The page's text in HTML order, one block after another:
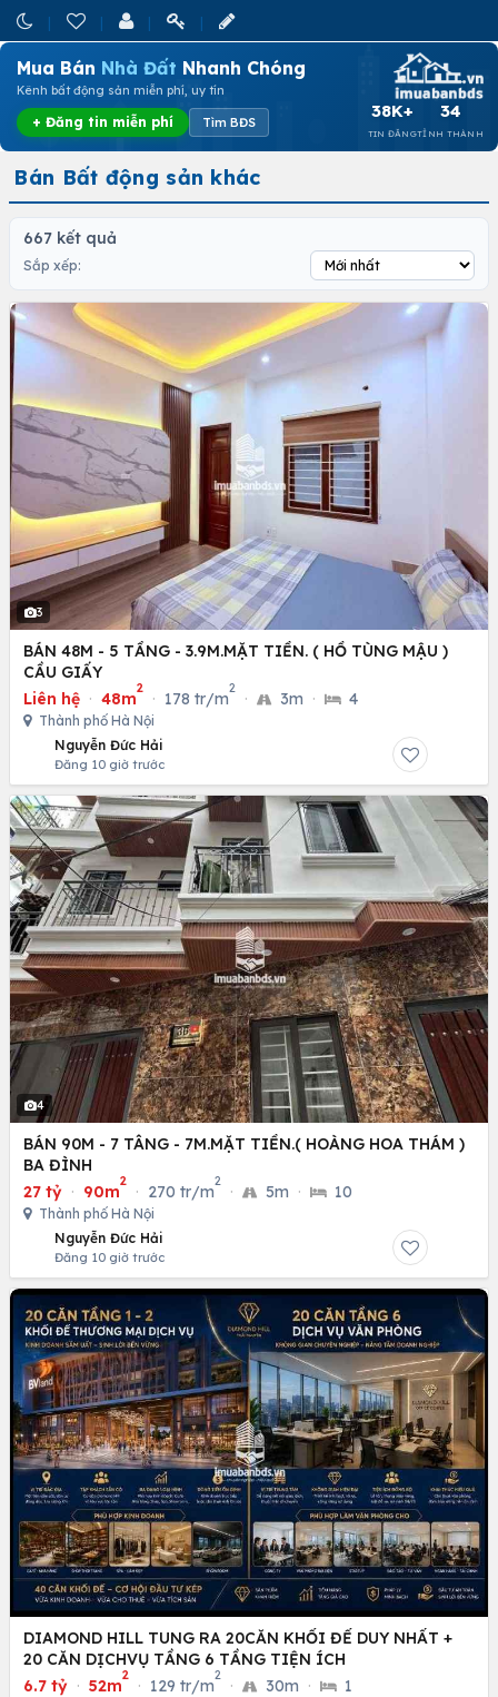
Mua Bán Nhà Đất Nhanh Chóng
Kênh bất động sản miễn phí, uy tín
+ Đăng tin miễn phí Tìm BĐS
38K+
TIN ĐĂNG
34
TỈNH THÀNH
Bán Bất động sản khác
667 kết quả
Sắp xếp:
3
BÁN 48M - 5 TẦNG - 3.9M.MẶT TIỀN. ( HỒ TÙNG MẬU )
CẦU GIẤY
Liên hệ · 48m
2
· 178 tr/m
2
· 3m · 4
Thành phố Hà Nội
Nguyễn Đức Hải
Đăng 10 giờ trước
4
BÁN 90M - 7 TÂNG - 7M.MẶT TIỀN.( HOÀNG HOA THÁM )
BA ĐÌNH
27 tỷ · 90m
2
· 270 tr/m
2
· 5m · 10
Thành phố Hà Nội
Nguyễn Đức Hải
Đăng 10 giờ trước
DIAMOND HILL TUNG RA 20CĂN KHỐI ĐẾ DUY NHẤT +
20 CĂN DỊCHVỤ TẦNG 6 TẦNG TIỆN ÍCH
6.7 tỷ · 52m
2
· 129 tr/m
2
· 30m · 1